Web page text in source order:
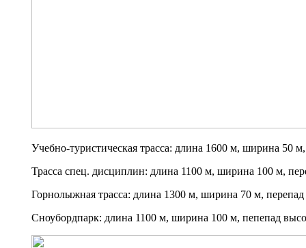
Учебно-туристическая трасса: длина 1600 м, ширина 50
Трасса спец. дисциплин: длина 1100 м, ширина 100 м,
Горнолыжная трасса: длина 1300 м, ширина 70 м,
Сноубордпарк: длина 1100 м, ширина 100 м, пепепад